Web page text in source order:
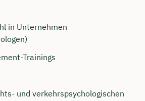
in Unternehmen
Trainings
und verkehrspsychologischen